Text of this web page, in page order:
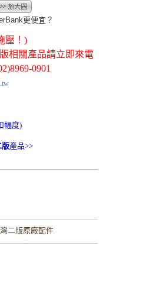
更便宜？
壓！)
相關產品請立即來電
0901
幅度)
版產品>>
二版原廠配件